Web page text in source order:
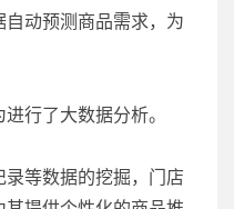
动预测商品需求，为
行了大数据分析。
等数据的挖掘，门店